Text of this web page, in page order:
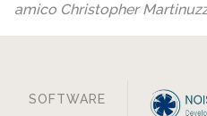
amico Christopher
SOFTWARE